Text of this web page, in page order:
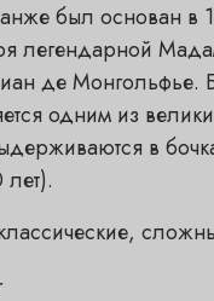
был основан в
легендарной
де Монгольфье.
одним из
в